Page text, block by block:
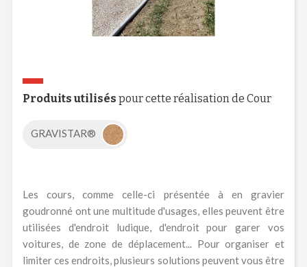
Produits utilisés pour cette réalisation de Cour
GRAVISTAR®
Les cours, comme celle-ci présentée à en gravier
goudronné ont une multitude d'usages, elles peuvent être
utilisées d'endroit ludique, d'endroit pour garer vos
voitures, de zone de déplacement... Pour organiser et
limiter ces endroits, plusieurs solutions peuvent vous être